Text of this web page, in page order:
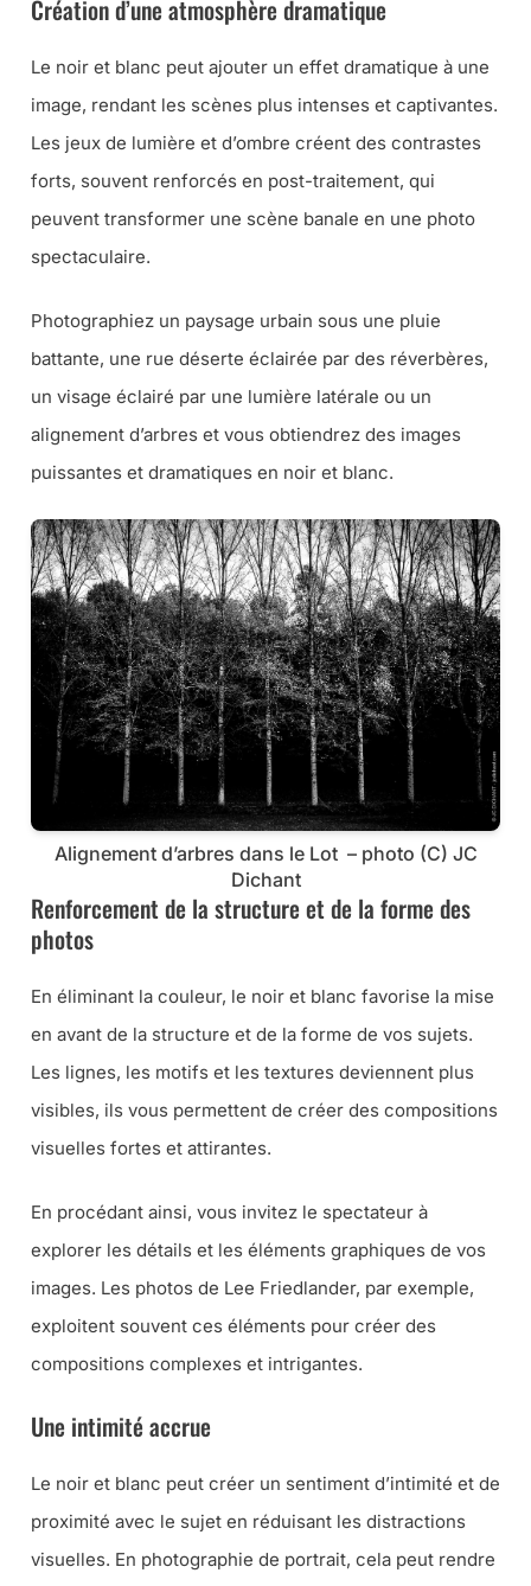
Création d’une atmosphère dramatique
Le noir et blanc peut ajouter un effet dramatique à une
image, rendant les scènes plus intenses et captivantes.
Les jeux de lumière et d’ombre créent des contrastes
forts, souvent renforcés en post-traitement, qui
peuvent transformer une scène banale en une photo
spectaculaire.
Photographiez un paysage urbain sous une pluie
battante, une rue déserte éclairée par des réverbères,
un visage éclairé par une lumière latérale ou un
alignement d’arbres et vous obtiendrez des images
puissantes et dramatiques en noir et blanc.
Alignement d’arbres dans le Lot – photo (C) JC
Dichant
Renforcement de la structure et de la forme des
photos
En éliminant la couleur, le noir et blanc favorise la mise
en avant de la structure et de la forme de vos sujets.
Les lignes, les motifs et les textures deviennent plus
visibles, ils vous permettent de créer des compositions
visuelles fortes et attirantes.
En procédant ainsi, vous invitez le spectateur à
explorer les détails et les éléments graphiques de vos
images. Les photos de Lee Friedlander, par exemple,
exploitent souvent ces éléments pour créer des
compositions complexes et intrigantes.
Une intimité accrue
Le noir et blanc peut créer un sentiment d’intimité et de
proximité avec le sujet en réduisant les distractions
visuelles. En photographie de portrait, cela peut rendre